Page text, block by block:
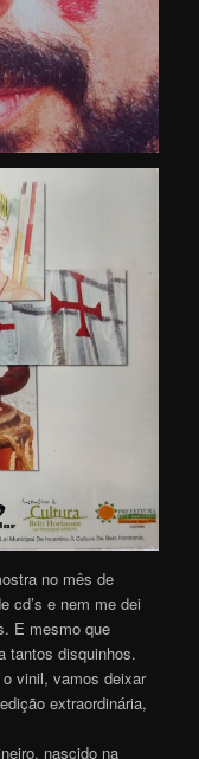
no mês de
cd’s e nem me dei
E mesmo que
tantos disquinhos.
vinil, vamos deixar
extraordinária,
nascido na